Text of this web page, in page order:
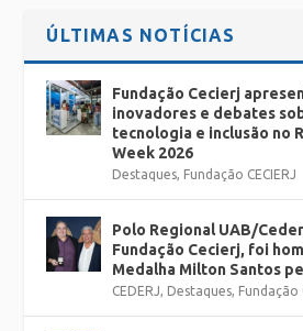
ÚLTIMAS NOTÍCIAS
Fundação Cecierj
inovadores e debates
tecnologia e inclusão no
Week 2026
Destaques, Fundação CECIERJ
Polo Regional UAB/
Fundação Cecierj, foi
Medalha Milton Santos
CEDERJ, Destaques, Fundação